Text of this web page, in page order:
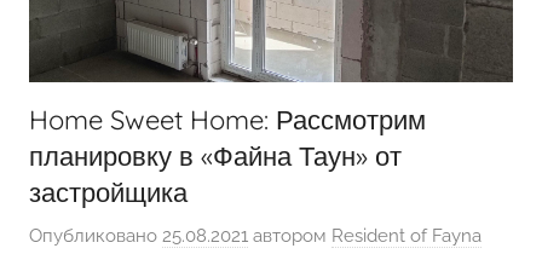
Home Sweet Home: Рассмотрим
планировку в «Файна Таун» от
застройщика
Опубликовано 25.08.2021 автором Resident of Fayna